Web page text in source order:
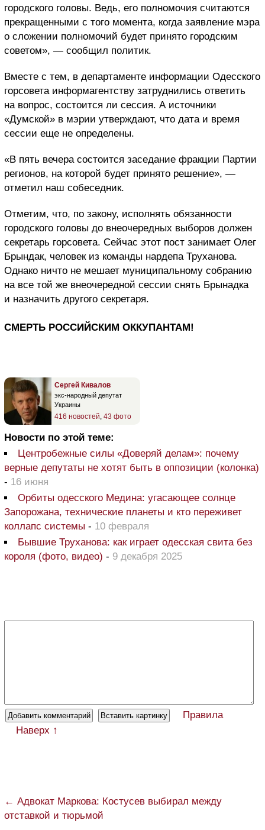
городского головы. Ведь, его полномочия считаются
прекращенными с того момента, когда заявление мэра
о сложении полномочий будет принято городским
советом», — сообщил политик.
Вместе с тем, в департаменте информации Одесского
горсовета информагентству затруднились ответить
на вопрос, состоится ли сессия. А источники
«Думской» в мэрии утверждают, что дата и время
сессии еще не определены.
«В пять вечера состоится заседание фракции Партии
регионов, на которой будет принято решение», —
отметил наш собеседник.
Отметим, что, по закону, исполнять обязанности
городского головы до внеочередных выборов должен
секретарь горсовета. Сейчас этот пост занимает Олег
Брындак, человек из команды нардепа Труханова.
Однако ничто не мешает муниципальному собранию
на все той же внеочередной сессии снять Брынадка
и назначить другого секретаря.
СМЕРТЬ РОССИЙСКИМ ОККУПАНТАМ!
Сергей Кивалов
экс-народный депутат
Украины
416 новостей 43 фото
Новости по этой теме:
Центробежные силы «Доверяй делам»: почему
верные депутаты не хотят быть в оппозиции (колонка)
- 16 июня
Орбиты одесского Медина: угасающее солнце
Запорожана, технические планеты и кто переживет
коллапс системы - 10 февраля
Бывшие Труханова: как играет одесская свита без
короля (фото, видео) - 9 декабря 2025
Правила
Наверх ↑
← Адвокат Маркова: Костусев выбирал между
отставкой и тюрьмой